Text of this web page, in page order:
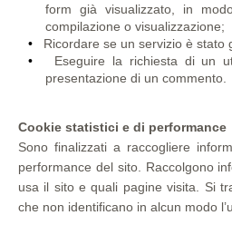
form già visualizzato, in
compilazione o visualizzazione;
Ricordare se un servizio è stato
Eseguire la richiesta di un
presentazione di un commento.
Cookie statistici e di performance
Sono finalizzati a raccogliere
performance del sito. Raccolgono
usa il sito e quali pagine visita. Si
che non identificano in alcun modo